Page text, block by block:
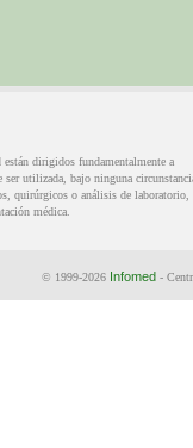
dirigidos fundamentalmente a
utilizada, bajo ninguna
quirúrgicos o análisis de laboratorio,
médica.
© 1999-2026 Infomed -